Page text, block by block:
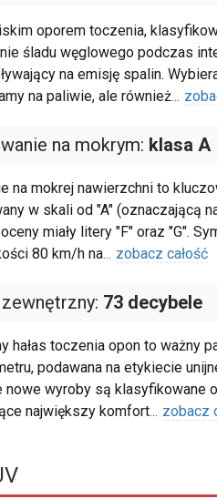
oporem toczenia,
śladu węglowego podczas
na emisję spalin.
na paliwie, ale również...
na mokrym: klasa A
na mokrej nawierzchni to
w skali od "A" (oznaczającą
miały litery "F" oraz "G".
80 km/h na... zobacz całość
zewnętrzny: 73 decybele
hałas toczenia opon to ważny
podawana na etykiecie
wyroby są klasyfikowane
największy komfort... zobacz